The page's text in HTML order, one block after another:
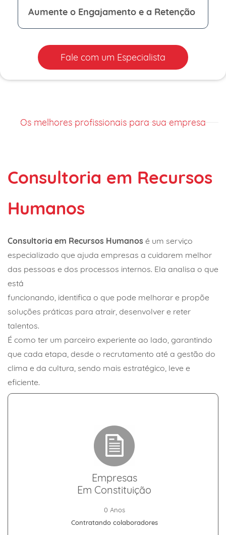
Aumente o Engajamento e a Retenção
Fale com um Especialista
Os melhores profissionais para sua empresa
Consultoria em Recursos
Humanos
Consultoria em Recursos Humanos é um serviço
especializado que ajuda empresas a cuidarem melhor
das pessoas e dos processos internos. Ela analisa o que
está
funcionando, identifica o que pode melhorar e propõe
soluções práticas para atrair, desenvolver e reter
talentos.
É como ter um parceiro experiente ao lado, garantindo
que cada etapa, desde o recrutamento até a gestão do
clima e da cultura, sendo mais estratégico, leve e
eficiente.
Empresas
Em Constituição
0 Anos
Contratando colaboradores